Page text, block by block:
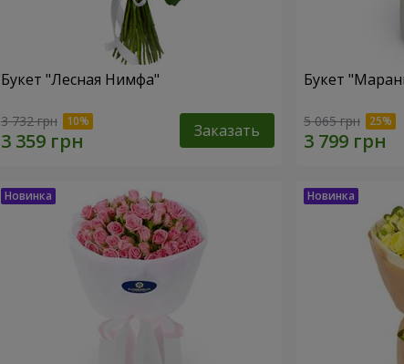
Букет "Лесная Нимфа"
3 732 грн Заказать
Букет
5 065 грн